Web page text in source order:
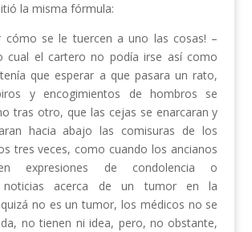
la misma fórmula:
cómo se le tuercen a uno las cosas! –
cual el cartero no podía irse así como
que esperar a que pasara un rato,
y encogimientos de hombros se
tras otro, que las cejas se enarcaran y
hacia abajo las comisuras de los
tres veces, como cuando los ancianos
expresiones de condolencia o
noticias acerca de un tumor en la
no es un tumor, los médicos no se
no tienen ni idea, pero, no obstante,